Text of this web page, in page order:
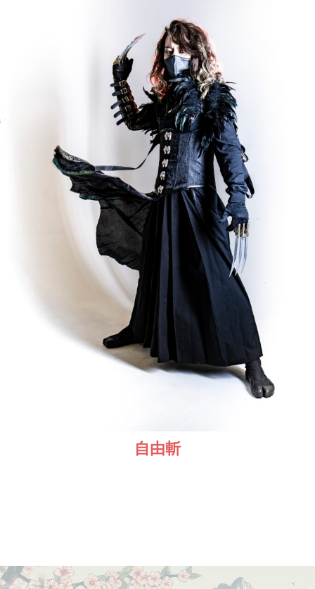
自由斬